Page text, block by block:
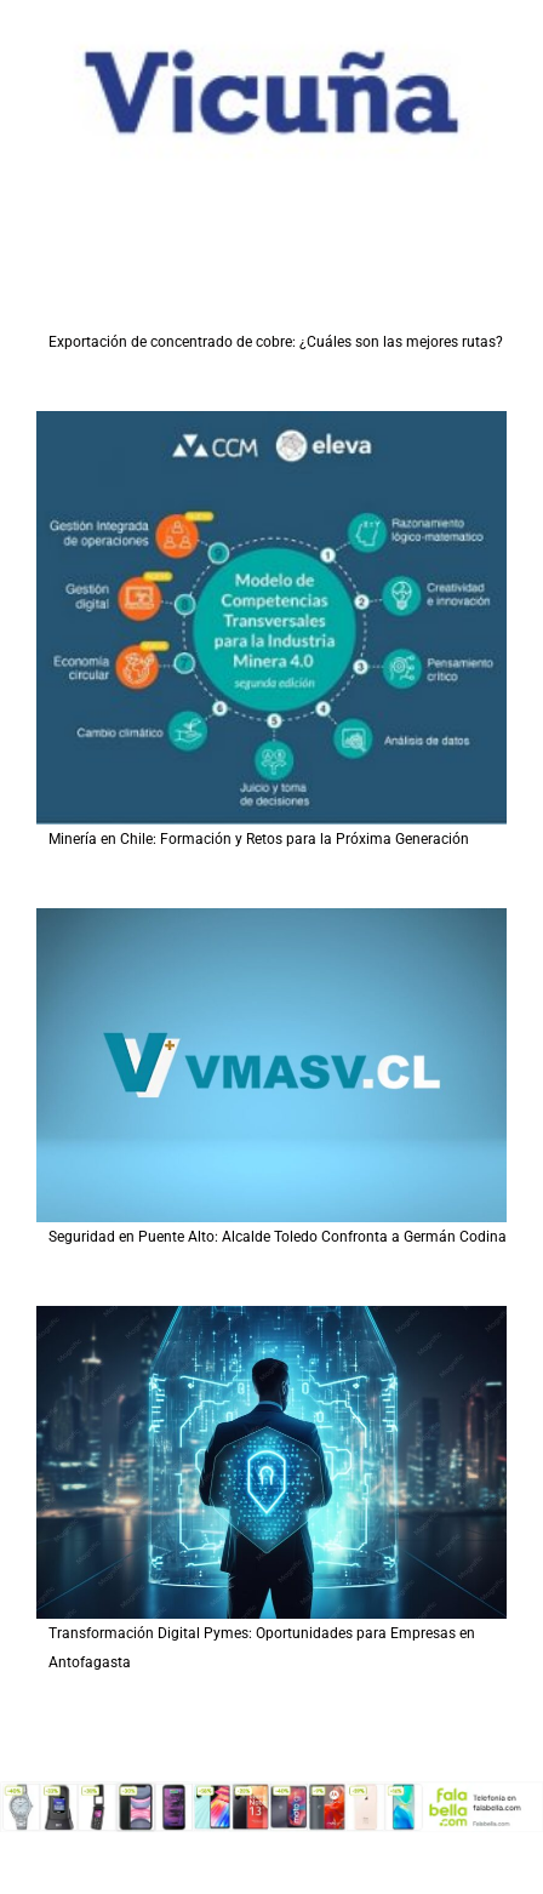
Exportación de concentrado de cobre: ¿Cuáles son las mejores rutas?
Minería en Chile: Formación y Retos para la Próxima Generación
Seguridad en Puente Alto: Alcalde Toledo Confronta a Germán Codina
Transformación Digital Pymes: Oportunidades para Empresas en
Antofagasta